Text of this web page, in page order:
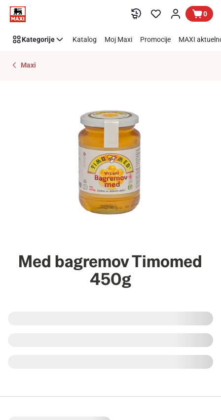
Preskoči link 0
Kategorije Katalog Moj Maxi Promocije MAXI
Maxi
Med bagremov Timomed
450g